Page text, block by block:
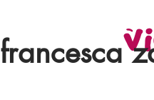
francesca